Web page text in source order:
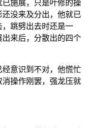
施展，只是叶修的操
没来及分出，他就已
跳劈出去时还是一
来后，分散出的四个
意识到不对，他慌忙
操作刚罢，强龙压就